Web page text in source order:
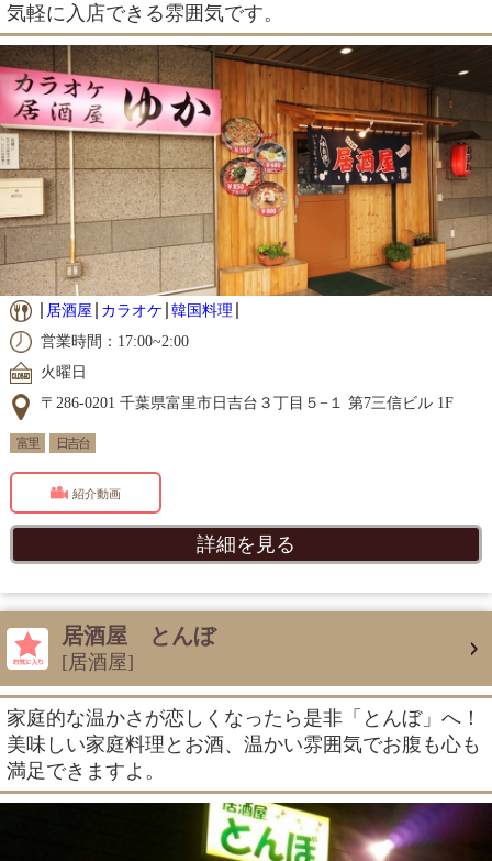
気軽に入店できる雰囲気です。
居酒屋 カラオケ 韓国料理
営業時間：17:00~2:00
火曜日
〒286-0201 千葉県富里市日吉台３丁目５−１ 第7三信ビル 1F
富里 日吉台
紹介動画
詳細を見る
居酒屋 とんぼ
[居酒屋]
家庭的な温かさが恋しくなったら是非「とんぼ」へ！
美味しい家庭料理とお酒、温かい雰囲気でお腹も心も
満足できますよ。